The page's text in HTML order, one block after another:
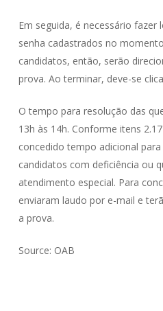
Em seguida, é necessário fazer
senha cadastrados no
candidatos, então, serão
prova. Ao terminar, deve-se
O tempo para resolução das
13h às 14h. Conforme itens
concedido tempo adicional
candidatos com deficiência ou
atendimento especial. Para
enviaram laudo por e-mail e
a prova.
Source: OAB